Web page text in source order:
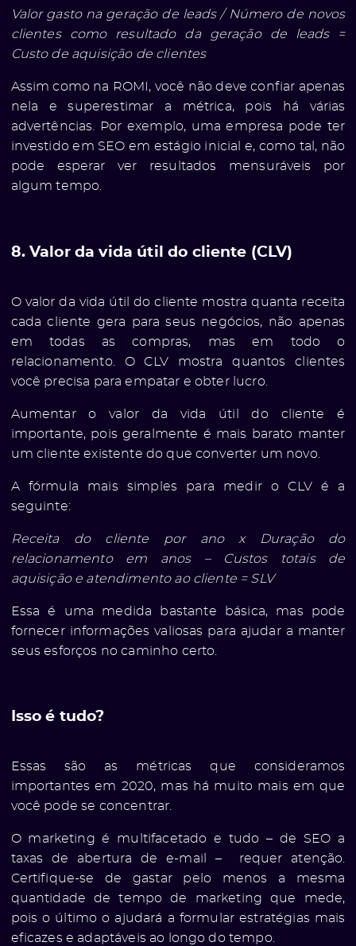
Valor gasto na geração de leads / Número de novos
clientes como resultado da geração de leads =
Custo de aquisição de clientes
Assim como na ROMI, você não deve confiar apenas
nela e superestimar a métrica, pois há várias
advertências. Por exemplo, uma empresa pode ter
investido em SEO em estágio inicial e, como tal, não
pode esperar ver resultados mensuráveis ​​por
algum tempo.
8. Valor da vida útil do cliente (CLV)
O valor da vida útil do cliente mostra quanta receita
cada cliente gera para seus negócios, não apenas
em todas as compras, mas em todo o
relacionamento. O CLV mostra quantos clientes
você precisa para empatar e obter lucro.
Aumentar o valor da vida útil do cliente é
importante, pois geralmente é mais barato manter
um cliente existente do que converter um novo.
A fórmula mais simples para medir o CLV é a
seguinte:
Receita do cliente por ano x Duração do
relacionamento em anos – Custos totais de
aquisição e atendimento ao cliente = SLV
Essa é uma medida bastante básica, mas pode
fornecer informações valiosas para ajudar a manter
seus esforços no caminho certo.
Isso é tudo?
Essas são as métricas que consideramos
importantes em 2020, mas há muito mais em que
você pode se concentrar.
O marketing é multifacetado e tudo – de SEO a
taxas de abertura de e-mail – requer atenção.
Certifique-se de gastar pelo menos a mesma
quantidade de tempo de marketing que mede,
pois o último o ajudará a formular estratégias mais
eficazes e adaptáveis ​​ao longo do tempo.